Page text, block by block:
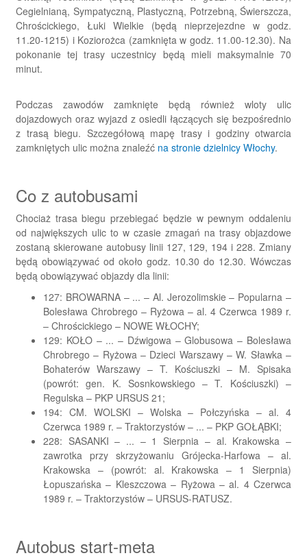
Cegielnianą, Sympatyczną, Plastyczną, Potrzebną, Świerszcza,
Chrościckiego, Łuki Wielkie (będą nieprzejezdne w godz.
11.20-1215) i Koziorożca (zamknięta w godz. 11.00-12.30). Na
pokonanie tej trasy uczestnicy będą mieli maksymalnie 70
minut.
Podczas zawodów zamknięte będą również wloty ulic
dojazdowych oraz wyjazd z osiedli łączących się bezpośrednio
z trasą biegu. Szczegółową mapę trasy i godziny otwarcia
zamkniętych ulic można znaleźć na stronie dzielnicy Włochy.
Co z autobusami
Chociaż trasa biegu przebiegać będzie w pewnym oddaleniu
od największych ulic to w czasie zmagań na trasy objazdowe
zostaną skierowane autobusy linii 127, 129, 194 i 228. Zmiany
będą obowiązywać od około godz. 10.30 do 12.30. Wówczas
będą obowiązywać objazdy dla linii:
127: BROWARNA – ... – Al. Jerozolimskie – Popularna –
Bolesława Chrobrego – Ryżowa – al. 4 Czerwca 1989 r.
– Chrościckiego – NOWE WŁOCHY;
129: KOŁO – ... – Dźwigowa – Globusowa – Bolesława
Chrobrego – Ryżowa – Dzieci Warszawy – W. Sławka –
Bohaterów Warszawy – T. Kościuszki – M. Spisaka
(powrót: gen. K. Sosnkowskiego – T. Kościuszki) –
Regulska – PKP URSUS 21;
194: CM. WOLSKI – Wolska – Połczyńska – al. 4
Czerwca 1989 r. – Traktorzystów – ... – PKP GOŁĄBKI;
228: SASANKI – ... – 1 Sierpnia – al. Krakowska –
zawrotka przy skrzyżowaniu Grójecka-Harfowa – al.
Krakowska – (powrót: al. Krakowska – 1 Sierpnia)
Łopuszańska – Kleszczowa – Ryżowa – al. 4 Czerwca
1989 r. – Traktorzystów – URSUS-RATUSZ.
Autobus start-meta